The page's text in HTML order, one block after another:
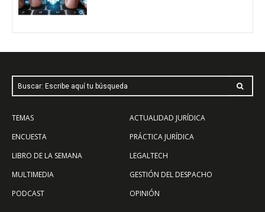
Buscar: Escribe aquí tu búsqueda
TEMAS
ENCUESTA
LIBRO DE LA SEMANA
MULTIMEDIA
PODCAST
ACTUALIDAD JURÍDICA
PRÁCTICA JURÍDICA
LEGALTECH
GESTIÓN DEL DESPACHO
OPINIÓN